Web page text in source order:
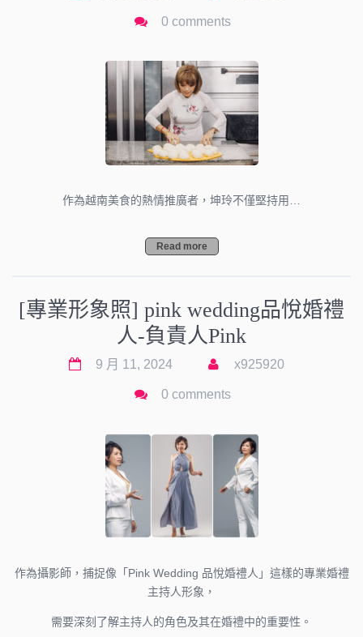
0 comments
作為越南美食的熱情推廣者，坤玲不僅堅持用…
Read more
[專業形象照] pink wedding品悅婚禮
人-負責人Pink
9 月 11, 2024 x925920
0 comments
作為攝影師，捕捉像「Pink Wedding 品悅婚禮人」這樣的專業婚禮
主持人形象，
需要深刻了解主持人的角色及其在婚禮中的重要性。